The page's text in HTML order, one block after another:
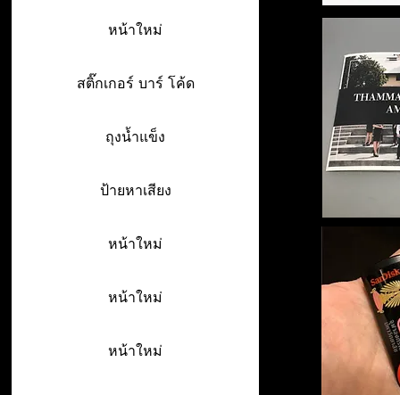
หน้าใหม่
สติ๊กเกอร์ บาร์ โค้ด
ถุงน้ำแข็ง
ป้ายหาเสียง
หน้าใหม่
หน้าใหม่
หน้าใหม่